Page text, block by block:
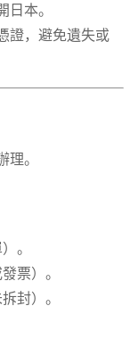
日本。
證，避免遺失或
理。
。
票）。
封）。